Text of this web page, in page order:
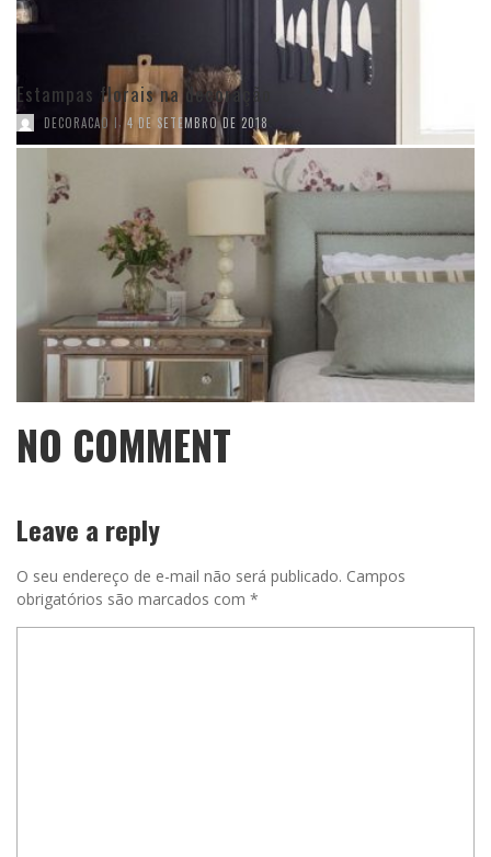
Estampas florais na decoração
DECORACAO I 4 DE SETEMBRO DE 2018
NO COMMENT
Leave a reply
O seu endereço de e-mail não será publicado. Campos
obrigatórios são marcados com *